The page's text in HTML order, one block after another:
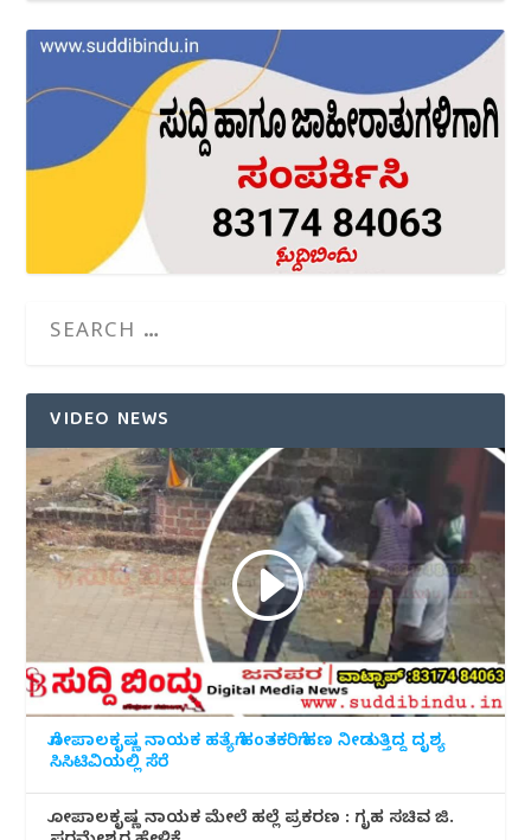
VIDEO NEWS
ಗೋಪಾಲಕೃಷ್ಣ ನಾಯಕ ಹತ್ಯೆಗೆ ಹಂತಕರಿಗೆ ಹಣ ನೀಡುತ್ತಿದ್ದ ದೃಶ್ಯ
ಸಿಸಿಟಿವಿಯಲ್ಲಿ ಸೆರೆ
ಗೋಪಾಲಕೃಷ್ಣ ನಾಯಕ ಮೇಲೆ ಹಲ್ಲೆ ಪ್ರಕರಣ : ಗೃಹ ಸಚಿವ ಜಿ.